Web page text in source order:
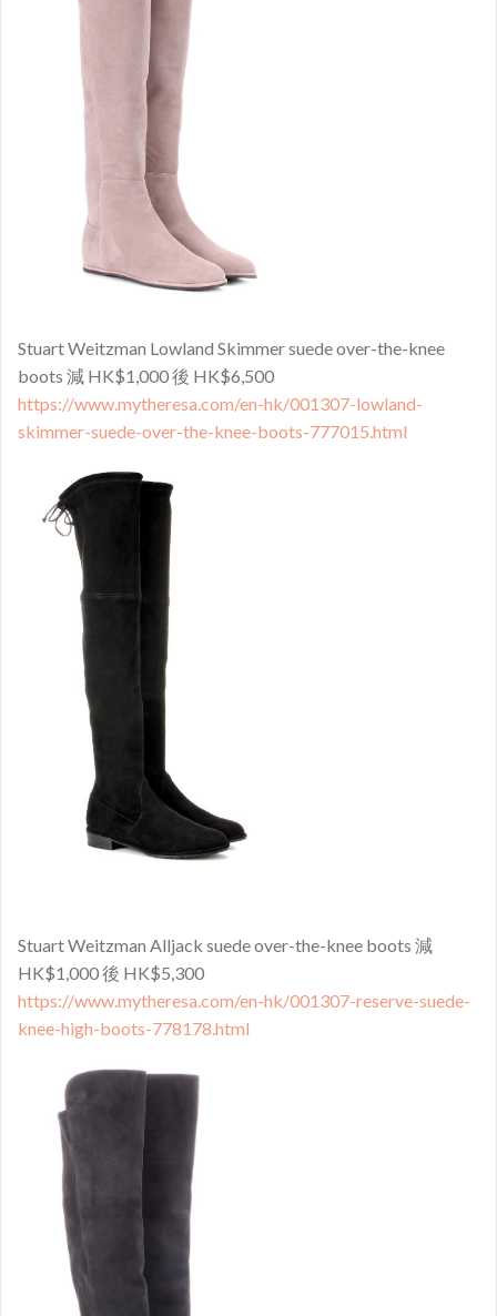
Stuart Weitzman Lowland Skimmer suede over-the-knee
boots 減 HK$1,000 後 HK$6,500
https://www.mytheresa.com/en-hk/001307-lowland-
skimmer-suede-over-the-knee-boots-777015.html
Stuart Weitzman Alljack suede over-the-knee boots 減
HK$1,000 後 HK$5,300
https://www.mytheresa.com/en-hk/001307-reserve-suede-
knee-high-boots-778178.html